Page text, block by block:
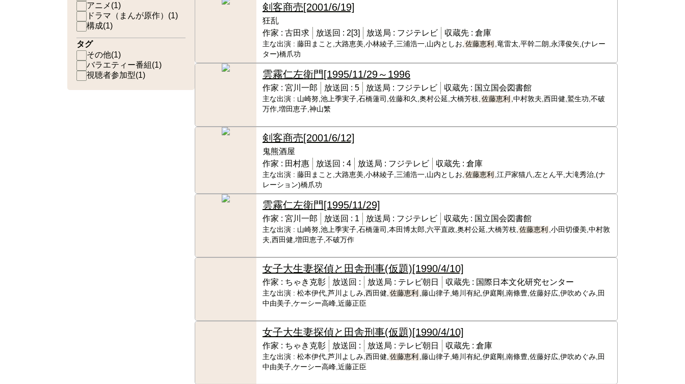
アニメ (1)
ドラマ（まんが原作） (1)
構成(1)
タグ
その他(1)
バラエティー番組(1)
視聴者参加型(1)
剣客商売[2001/6/19]
狂乱
作家 : 古田求 放送回 : 2[3] 放送局 : フジテレビ 収蔵先 : 倉庫
主な出演 : 藤田まこと,大路恵美,小林綾子,三浦浩一,山内としお, 佐藤恵利
,竜雷太,平幹二朗,永澤俊矢,(ナレー
ター)橋爪功
雲霧仁左衛門[1995/11/29～1996
作家 : 宮川一郎 放送回 : 5 放送局 : フジテレビ 収蔵先 : 国立国会図書館
主な出演 : 山崎努,池上季実子,石橋蓮司,佐藤和久,奥村公延,大橋芳枝, 佐藤恵利
,中村敦夫,西田健,鷲生功,不破
万作,増田恵子,神山繁
剣客商売[2001/6/12]
鬼熊酒屋
作家 : 田村惠 放送回 : 4 放送局 : フジテレビ 収蔵先 : 倉庫
主な出演 : 藤田まこと,大路恵美,小林綾子,三浦浩一,山内としお, 佐藤恵利
,江戸家猫八,左とん平,大滝秀治,(ナ
レーション)橋爪功
雲霧仁左衛門[1995/11/29]
作家 : 宮川一郎 放送回 : 1 放送局 : フジテレビ 収蔵先 : 国立国会図書館
主な出演 : 山崎努,池上季実子,石橋蓮司,本田博太郎,六平直政,奥村公延,大橋芳枝, 佐藤恵利
,小田切優美,中村敦
夫,西田健,増田恵子,不破万作
女子大生妻探偵と田舎刑事(仮題)[1990/4/10]
作家 : ちゃき克彰 放送回 : 放送局 : テレビ朝日 収蔵先 : 国際日本文化研究センター
主な出演 : 松本伊代,芦川よしみ,西田健, 佐藤恵利
,藤山律子,蜷川有紀,伊庭剛,南條豊,佐藤好広,伊吹めぐみ,田
中由美子,ケーシー高峰,近藤正臣
女子大生妻探偵と田舎刑事(仮題)[1990/4/10]
作家 : ちゃき克彰 放送回 : 放送局 : テレビ朝日 収蔵先 : 倉庫
主な出演 : 松本伊代,芦川よしみ,西田健, 佐藤恵利
,藤山律子,蜷川有紀,伊庭剛,南條豊,佐藤好広,伊吹めぐみ,田
中由美子,ケーシー高峰,近藤正臣